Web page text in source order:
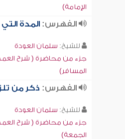
الإمامة)
الفهرس:المدة
للشيخ: سلمان العودة
جزء من محاضرة ( شرح
المسافر)
الفهرس: ذكر من
للشيخ: سلمان العودة
جزء من محاضرة ( شرح
الجمعة)